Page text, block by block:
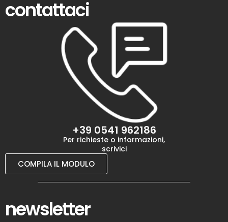
contattaci
+39 0541 962186
Per richieste o informazioni,
scrivici
COMPILA IL MODULO
newsletter